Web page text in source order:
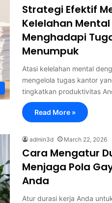
Strategi Efektif
Kelelahan
Menghadapi
Menumpuk
Atasi kelelahan mental
mengelola tugas kantor
tingkatkan produktivitas
Read More »
admin3d March 22, 2026
Cara Mengatur
Menjaga Pola
Anda
Atur durasi kerja Anda